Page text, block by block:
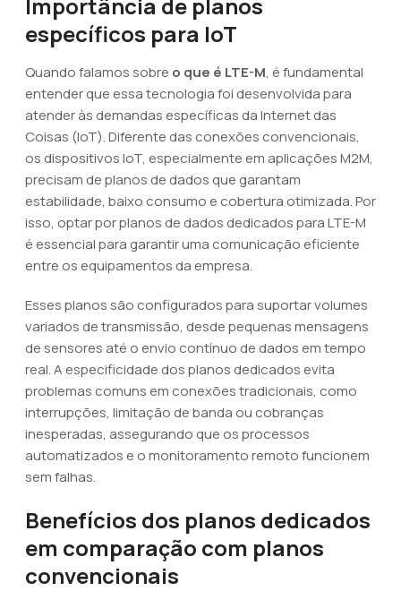
específicos para IoT
Quando falamos sobre o que é LTE-M, é fundamental
entender que essa tecnologia foi desenvolvida para
atender às demandas específicas da Internet das
Coisas (IoT). Diferente das conexões convencionais,
os dispositivos IoT, especialmente em aplicações M2M,
precisam de planos de dados que garantam
estabilidade, baixo consumo e cobertura otimizada. Por
isso, optar por planos de dados dedicados para LTE-M
é essencial para garantir uma comunicação eficiente
entre os equipamentos da empresa.
Esses planos são configurados para suportar volumes
variados de transmissão, desde pequenas mensagens
de sensores até o envio contínuo de dados em tempo
real. A especificidade dos planos dedicados evita
problemas comuns em conexões tradicionais, como
interrupções, limitação de banda ou cobranças
inesperadas, assegurando que os processos
automatizados e o monitoramento remoto funcionem
sem falhas.
Benefícios dos planos dedicados
em comparação com planos
convencionais